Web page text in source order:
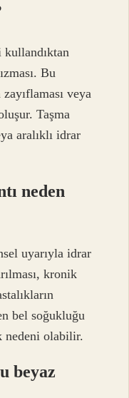
kullandıktan
Bu
veya
Taşma
aralıklı idrar
neden
uyarıyla idrar
kronik
bel soğukluğu
nedeni olabilir.
beyaz